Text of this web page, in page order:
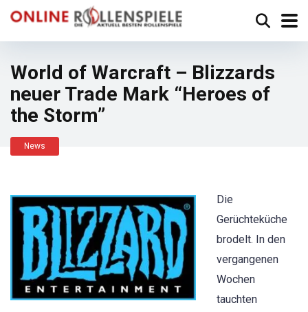
World of Warcraft – Blizzards
neuer Trade Mark “Heroes of
the Storm”
News
Die
Gerüchteküche
brodelt. In den
vergangenen
Wochen
tauchten